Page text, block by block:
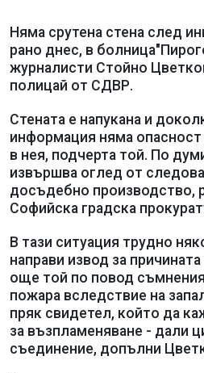
Няма срутена стена след
рано днес, в
журналисти Стойно
полицай от СДВР.
Стената е напукана и
информация няма опасност
в нея, подчерта той. По
извършва оглед от
досъдебно производство,
Софийска градска
В тази ситуация трудно
направи извод за
още той по повод
пожара вследствие на
пряк свидетел, който да
за възпламеняване - дали
съединение, допълни